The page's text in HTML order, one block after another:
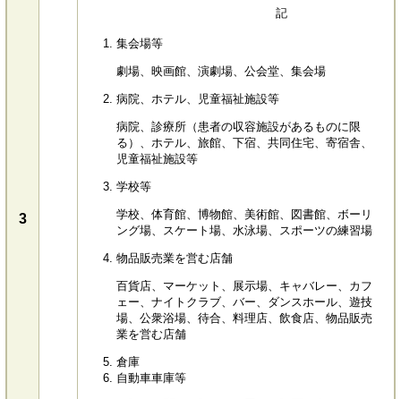
3
記
集会場等
劇場、映画館、演劇場、公会堂、集会場
病院、ホテル、児童福祉施設等
病院、診療所（患者の収容施設があるものに限
る）、ホテル、旅館、下宿、共同住宅、寄宿舎、
児童福祉施設等
学校等
学校、体育館、博物館、美術館、図書館、ボーリ
ング場、スケート場、水泳場、スポーツの練習場
物品販売業を営む店舗
百貨店、マーケット、展示場、キャバレー、カフ
ェー、ナイトクラブ、バー、ダンスホール、遊技
場、公衆浴場、待合、料理店、飲食店、物品販売
業を営む店舗
倉庫
自動車車庫等